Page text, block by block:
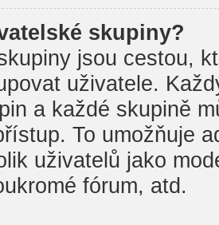
skupiny?
jsou cestou,
uživatele.
a každé skupině
To umožňuje
uživatelů jako
fórum, atd.